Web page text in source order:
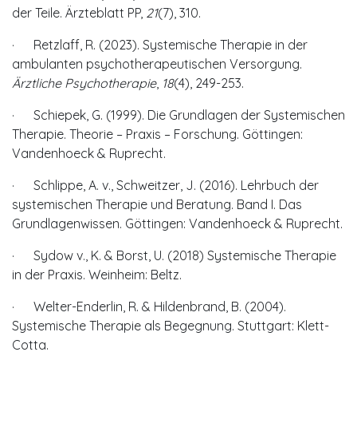
der Teile. Ärzteblatt PP, 21(7), 310.
· Retzlaff, R. (2023). Systemische Therapie in der
ambulanten psychotherapeutischen Versorgung.
Ärztliche Psychotherapie, 18(4), 249-253.
· Schiepek, G. (1999). Die Grundlagen der Systemischen
Therapie. Theorie – Praxis – Forschung. Göttingen:
Vandenhoeck & Ruprecht.
· Schlippe, A. v., Schweitzer, J. (2016). Lehrbuch der
systemischen Therapie und Beratung. Band I. Das
Grundlagenwissen. Göttingen: Vandenhoeck & Ruprecht.
· Sydow v., K. & Borst, U. (2018) Systemische Therapie
in der Praxis. Weinheim: Beltz.
· Welter-Enderlin, R. & Hildenbrand, B. (2004).
Systemische Therapie als Begegnung. Stuttgart: Klett-
Cotta.